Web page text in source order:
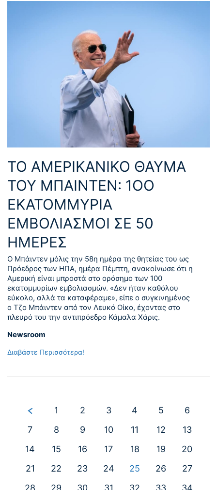
ΤΟ ΑΜΕΡΙΚΑΝΙΚΟ ΘΑΥΜΑ
ΤΟΥ ΜΠΑΙΝΤΕΝ: 1OO
EKATOMMΥΡΙΑ
ΕΜΒΟΛΙΑΣΜΟΙ ΣΕ 50
ΗΜΕΡΕΣ
Ο Μπάιντεν μόλις την 58η ημέρα της θητείας του ως
Πρόεδρος των ΗΠΑ, ημέρα Πέμπτη, ανακοίνωσε ότι η
Αμερική είναι μπροστά στο ορόσημο των 100
εκατομμυρίων εμβολιασμών. «Δεν ήταν καθόλου
εύκολο, αλλά τα καταφέραμε», είπε ο συγκινημένος
ο Τζο Μπάιντεν από τον Λευκό Οίκο, έχοντας στο
πλευρό του την αντιπρόεδρο Κάμαλα Χάρις.
Newsroom
Διαβάστε Περισσότερα!
1 2 3 4 5
6
7
8 9 10 11 12
13
14
15 16 17 18 19
20
21
22 23 24 25 26
27
28
29 30 31 32 33
34